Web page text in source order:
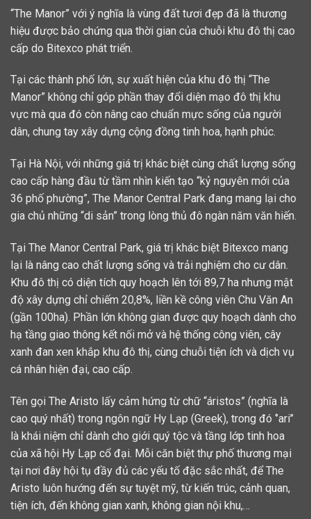
“The Manor” với ý nghĩa là vùng đất tươi đẹp đã là thương
hiệu được bảo chứng qua thời gian của chuỗi khu đô thị cao
cấp do Bitexco phát triển.
Tại các thành phố lớn, sự xuất hiện của khu đô thị “The
Manor” không chỉ góp phần thay đổi diện mạo đô thị khu
vực mà qua đó còn nâng cao chuẩn mực sống của người
dân, chung tay xây dựng cộng đồng tinh hoa, hạnh phúc.
Tại Hà Nội, với những giá trị khác biệt cùng chất lượng sống
cao cấp hàng đầu từ tầm nhìn kiến tạo “kỷ nguyên mới của
36 phố phường”, The Manor Central Park đang mang lại cho
gia chủ những “di sản” trong lòng thủ đô ngàn năm văn hiến.
Tại The Manor Central Park, giá trị khác biệt Bitexco mang
lại là nâng cao chất lượng sống và trải nghiệm cho cư dân.
Khu đô thị có diện tích quy hoạch lên tới 89,7 ha nhưng mật
độ xây dựng chỉ chiếm 20,8%, liền kề công viên Chu Văn An
(gần 100ha). Phần lớn không gian được quy hoạch dành cho
hạ tầng giao thông kết nối mở và hệ thống công viên, cây
xanh đan xen khắp khu đô thị, cùng chuỗi tiện ích và dịch vụ
cá nhân hiện đại, cao cấp.
Tên gọi The Aristo lấy cảm hứng từ chữ “áristos” (nghĩa là
cao quý nhất) trong ngôn ngữ Hy Lạp (Greek), trong đó ‘’ari’’
là khái niệm chỉ dành cho giới quý tộc và tầng lớp tinh hoa
của xã hội Hy Lạp cổ đại. Mỗi căn biệt thự phố thương mại
tại nơi đây hội tụ đầy đủ các yếu tố đặc sắc nhất, để The
Aristo luôn hướng đến sự tuyệt mỹ, từ kiến trúc, cảnh quan,
tiện ích, đến không gian xanh, không gian nội khu,…